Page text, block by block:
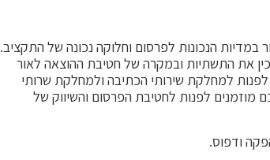
במדיות הנכונות לפרסום וחלוקה נכונה של התקציב.
את התשתיות ובמקרה של חטיבת ההוצאה לאור
למחלקת שירותי הכתיבה ולמחלקת שרותי
מוזמנים לפנות לחטיבת הפרסום והשיווק של
ודפוס.